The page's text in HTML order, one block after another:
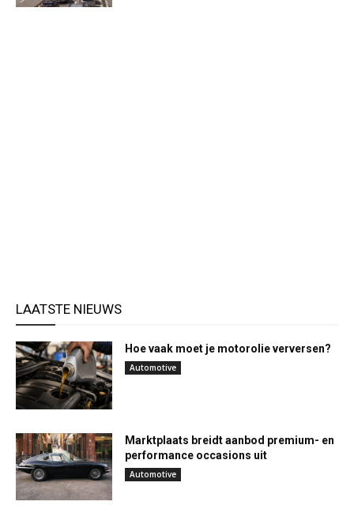
LAATSTE NIEUWS
Hoe vaak moet je motorolie verversen?
Automotive
Marktplaats breidt aanbod premium- en
performance occasions uit
Automotive